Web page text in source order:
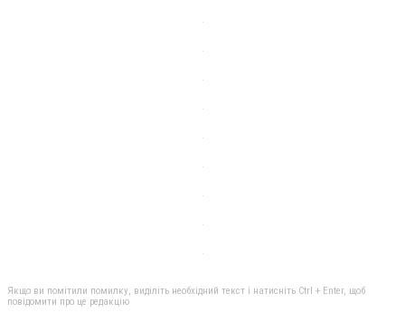
Якщо ви помітили помилку, виділіть необхідний текст і натисніть Ctrl + Enter, щоб
повідомити про це редакцію